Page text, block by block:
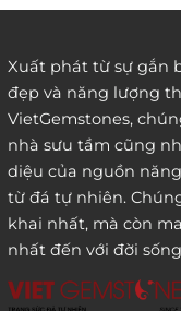
3. Đặt hàng thông
chúng tôi:
Xuất phát từ sự gắn
đẹp và năng lượng
VietGemstones,
nhà sưu tầm cũng
diệu của nguồn
từ đá tự nhiên.
khai nhất, mà còn
nhất đến với đời